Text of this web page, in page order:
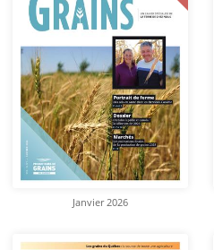
Janvier 2026